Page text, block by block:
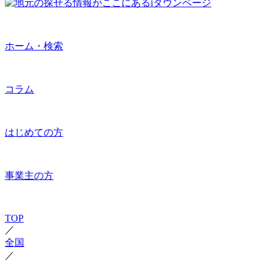
ホーム・検索
コラム
はじめての方
事業主の方
TOP
／
全国
／